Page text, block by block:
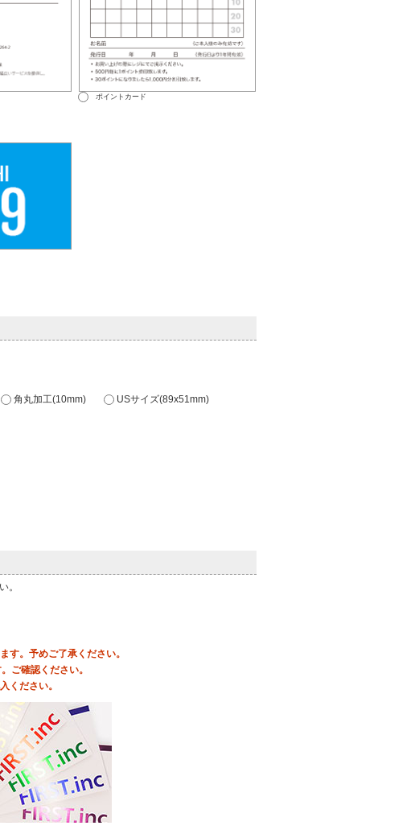
ポイントカード
角丸加工(10mm) USサイズ(89x51mm)
。
す。予めご了承ください。
ご確認ください。
ください。